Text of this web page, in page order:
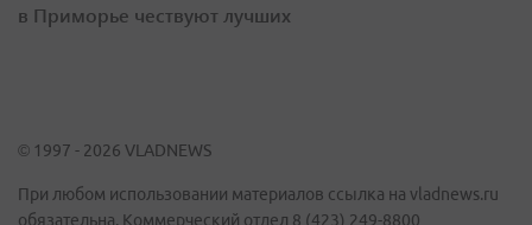
в Приморье чествуют лучших
© 1997 - 2026 VLADNEWS
При любом использовании материалов ссылка на vladnews.ru
обязательна. Коммерческий отдел 8 (423) 249-8800